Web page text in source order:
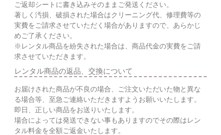
ご返却シートに書き込みそのままご発送ください。
著しく汚損、破損された場合はクリーニング代、修理費等の
実費をご請求させていただく場合がありますので、あらかじ
めご了承ください。
※レンタル商品を紛失された場合は、商品代金の実費をご請
求させていただきます。
レンタル商品の返品、交換について
お届けされた商品が不良の場合、ご注文いただいた物と異な
る場合等、至急ご連絡いただきますようお願いいたします。
即日、正しい商品をお送りいたします。
場合によっては発送できない事もありますのでその際はレン
タル料金を全額ご返金いたします。